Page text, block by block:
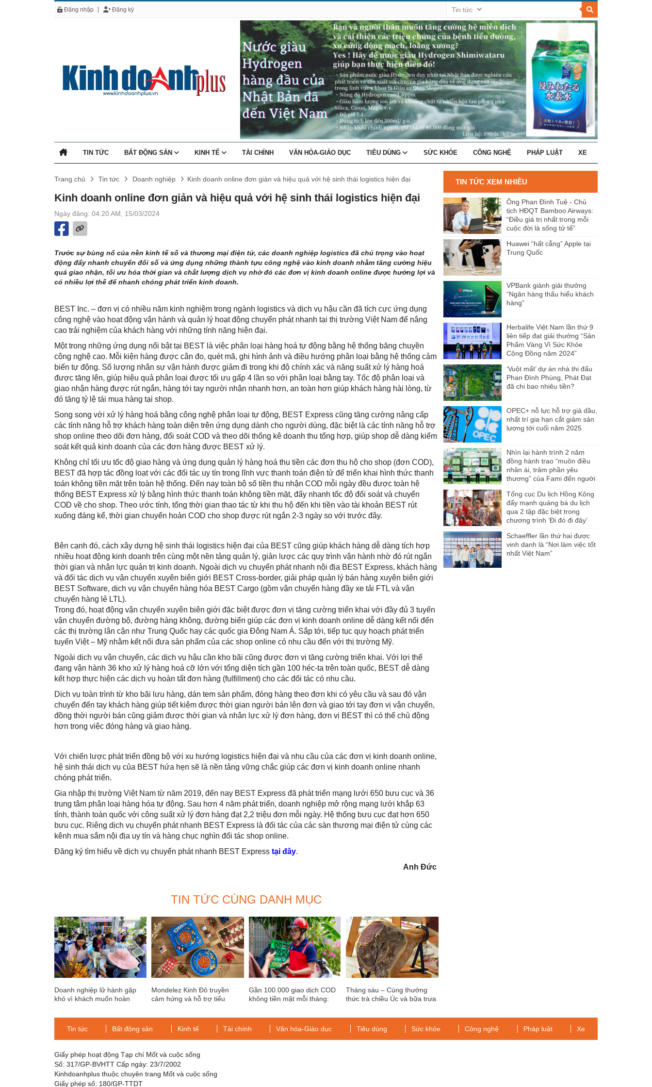
Đăng nhập Đăng ký
TIN TỨC BẤT ĐỘNG SẢN KINH TẾ TÀI CHÍNH VĂN HÓA-GIÁO DỤC TIÊU DÙNG SỨC KHỎE CÔNG NGHỆ PHÁP LUẬT XE
Trang chủ Tin tức Doanh nghiệp Kinh doanh online đơn giản và hiệu quả với hệ sinh thái logistics hiện đại
Kinh doanh online đơn giản và hiệu quả với hệ sinh thái logistics hiện đại
Ngày đăng: 04:20 AM, 15/03/2024
Trước sự bùng nổ của nền kinh tế số và thương mại điện tử, các doanh nghiệp logistics đã chú trọng vào hoạt
động đẩy nhanh chuyển đổi số và ứng dụng những thành tựu công nghệ vào kinh doanh nhằm tăng cường hiệu
quả giao nhận, tối ưu hóa thời gian và chất lượng dịch vụ nhờ đó các đơn vị kinh doanh online được hưởng lợi và
có nhiều lợi thế để nhanh chóng phát triển kinh doanh.
BEST Inc. – đơn vị có nhiều năm kinh nghiệm trong ngành logistics và dịch vụ hậu cần đã tích cực ứng dụng
công nghệ vào hoạt động vận hành và quản lý hoạt động chuyển phát nhanh tại thị trường Việt Nam để nâng
cao trải nghiệm của khách hàng với những tính năng hiện đại.
Một trong những ứng dụng nổi bật tại BEST là việc phân loại hàng hoá tự động bằng hệ thống băng chuyền
công nghệ cao. Mỗi kiện hàng được cân đo, quét mã, ghi hình ảnh và điều hướng phân loại bằng hệ thống cảm
biến tự động. Số lượng nhân sự vận hành được giảm đi trong khi độ chính xác và năng suất xử lý hàng hoá
được tăng lên, giúp hiệu quả phân loại được tối ưu gấp 4 lần so với phân loại bằng tay. Tốc độ phân loại và
giao nhận hàng được rút ngắn, hàng tới tay người nhận nhanh hơn, an toàn hơn giúp khách hàng hài lòng, từ
đó tăng tỷ lệ tái mua hàng tại shop.
Song song với xử lý hàng hoá bằng công nghệ phân loại tự động, BEST Express cũng tăng cường nâng cấp
các tính năng hỗ trợ khách hàng toàn diện trên ứng dụng dành cho người dùng, đặc biệt là các tính năng hỗ trợ
shop online theo dõi đơn hàng, đối soát COD và theo dõi thống kê doanh thu tổng hợp, giúp shop dễ dàng kiểm
soát kết quả kinh doanh của các đơn hàng được BEST xử lý.
Không chỉ tối ưu tốc độ giao hàng và ứng dụng quản lý hàng hoá thu tiền các đơn thu hộ cho shop (đơn COD),
BEST đã hợp tác đồng loạt với các đối tác uy tín trong lĩnh vực thanh toán điện tử để triển khai hình thức thanh
toán không tiền mặt trên toàn hệ thống. Đến nay toàn bộ số tiền thu nhận COD mỗi ngày đều được toàn hệ
thống BEST Express xử lý bằng hình thức thanh toán không tiền mặt, đẩy nhanh tốc độ đối soát và chuyển
COD về cho shop. Theo ước tính, tổng thời gian thao tác từ khi thu hộ đến khi tiền vào tài khoản BEST rút
xuống đáng kể, thời gian chuyển hoàn COD cho shop được rút ngắn 2-3 ngày so với trước đây.
Bên cạnh đó, cách xây dựng hệ sinh thái logistics hiện đại của BEST cũng giúp khách hàng dễ dàng tích hợp
nhiều hoạt động kinh doanh trên cùng một nền tảng quản lý, giản lược các quy trình vận hành nhờ đó rút ngắn
thời gian và nhân lực quản trị kinh doanh. Ngoài dịch vụ chuyển phát nhanh nội địa BEST Express, khách hàng
và đối tác dịch vụ vận chuyển xuyên biên giới BEST Cross-border, giải pháp quản lý bán hàng xuyên biên giới
BEST Software, dịch vụ vận chuyển hàng hóa BEST Cargo (gồm vận chuyển hàng đầy xe tải FTL và vận
chuyển hàng lẻ LTL).
Trong đó, hoạt động vận chuyển xuyên biên giới đặc biệt được đơn vị tăng cường triển khai với đầy đủ 3 tuyến
vận chuyển đường bộ, đường hàng không, đường biển giúp các đơn vị kinh doanh online dễ dàng kết nối đến
các thị trường lân cận như Trung Quốc hay các quốc gia Đông Nam Á. Sắp tới, tiếp tục quy hoạch phát triển
tuyến Việt – Mỹ nhằm kết nối đưa sản phẩm của các shop online có nhu cầu đến với thị trường Mỹ.
Ngoài dịch vụ vận chuyển, các dịch vụ hậu cần kho bãi cũng được đơn vị tăng cường triển khai. Với lợi thế
đang vận hành 36 kho xử lý hàng hoá cỡ lớn với tổng diện tích gần 100 héc-ta trên toàn quốc, BEST dễ dàng
kết hợp thực hiện các dịch vụ hoàn tất đơn hàng (fulfillment) cho các đối tác có nhu cầu.
Dịch vụ toàn trình từ kho bãi lưu hàng, dán tem sản phẩm, đóng hàng theo đơn khi có yêu cầu và sau đó vận
chuyển đến tay khách hàng giúp tiết kiệm được thời gian người bán lên đơn và giao tới tay đơn vị vận chuyển,
đồng thời người bán cũng giảm được thời gian và nhân lực xử lý đơn hàng, đơn vị BEST thì có thể chủ động
hơn trong việc đóng hàng và giao hàng.
Với chiến lược phát triển đồng bộ với xu hướng logistics hiện đại và nhu cầu của các đơn vị kinh doanh online,
hệ sinh thái dịch vụ của BEST hứa hẹn sẽ là nền tảng vững chắc giúp các đơn vị kinh doanh online nhanh
chóng phát triển.
Gia nhập thị trường Việt Nam từ năm 2019, đến nay BEST Express đã phát triển mạng lưới 650 bưu cục và 36
trung tâm phân loại hàng hóa tự động. Sau hơn 4 năm phát triển, doanh nghiệp mở rộng mạng lưới khắp 63
tỉnh, thành toàn quốc với công suất xử lý đơn hàng đạt 2,2 triệu đơn mỗi ngày. Hệ thống bưu cục đạt hơn 650
bưu cục. Riêng dịch vụ chuyển phát nhanh BEST Express là đối tác của các sàn thương mại điện tử cùng các
kênh mua sắm nội địa uy tín và hàng chục nghìn đối tác shop online.
Đăng ký tìm hiểu về dịch vụ chuyển phát nhanh BEST Express tại đây.
Anh Đức
TIN TỨC CÙNG DANH MỤC
Doanh nghiệp lữ hành gặp
khó vì khách muốn hoàn
Mondelez Kinh Đô truyền
cảm hứng và hỗ trợ tiểu
với chiến dịch “TẾT HY
VỌNG”
Gần 100.000 giao dịch COD
không tiền mặt mỗi tháng:
dòng tiền
Tháng sáu – Cùng thưởng
thức trà chiều Úc và bữa trưa
TIN TỨC XEM NHIỀU
Ông Phan Đình Tuệ - Chủ
tịch HĐQT Bamboo Airways:
“Điều giá trị nhất trong mỗi
cuộc đời là sống tử tế”
Huawei “hất cẳng” Apple tại
Trung Quốc
VPBank giành giải thưởng
“Ngân hàng thấu hiểu khách
hàng”
Herbalife Việt Nam lần thứ 9
liên tiếp đạt giải thưởng “Sản
Phẩm Vàng Vì Sức Khỏe
Cộng Đồng năm 2024”
‘Vuột mất’ dự án nhà thi đấu
Phan Đình Phùng, Phát Đạt
đã chi bao nhiêu tiền?
OPEC+ nỗ lực hỗ trợ giá dầu,
nhất trí gia hạn cắt giảm sản
lượng tới cuối năm 2025
Nhìn lại hành trình 2 năm
đồng hành trao “muôn điều
nhân ái, trăm phần yêu
thương” của Fami đến người
Tổng cục Du lịch Hồng Kông
đẩy mạnh quảng bá du lịch
qua 2 tập đặc biệt trong
chương trình ‘Đi đó đi đây’
Schaeffler lần thứ hai được
vinh danh là “Nơi làm việc tốt
nhất Việt Nam”
Tin tức Bất động sản Kinh tế Tài chính Văn hóa-Giáo dục Tiêu dùng Sức khỏe Công nghệ Pháp luật Xe
Giấy phép hoạt động Tạp chí Mốt và cuộc sống
Số: 317/GP-BVHTT Cấp ngày: 23/7/2002
Kinhdoanhplus thuộc chuyên trang Mốt và cuộc sống
Giấy phép số: 180/GP-TTDT